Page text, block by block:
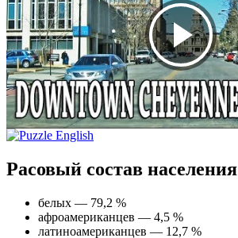
Расовый состав населения
белых — 79,2 %
афроамериканцев — 4,5 %
латиноамериканцев — 12,7 %